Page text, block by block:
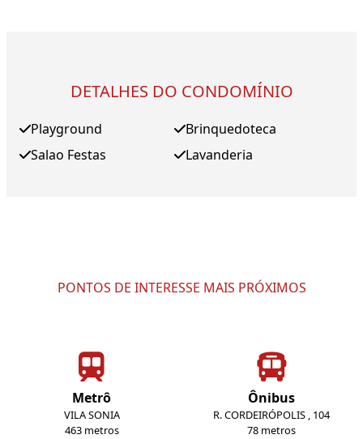
DETALHES DO CONDOMÍNIO
Playground
Salao Festas
Brinquedoteca
Lavanderia
PONTOS DE INTERESSE MAIS PRÓXIMOS
Metrô
VILA SONIA
463 metros
Ônibus
R. CORDEIRÓPOLIS , 104
78 metros